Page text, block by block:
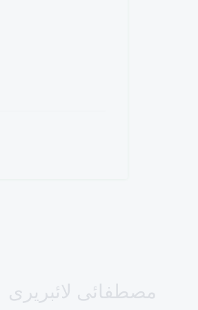
مصطفائی لائبریری